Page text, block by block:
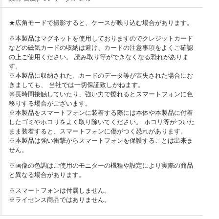
★広角モードで撮影すると、ケースが映り込む場合があります。
※本製品はマグネットを使用しておりますのでクレジットカード
などの磁気カードの収納は避け、カードの注意事項をよくご確認
の上ご使用ください。 読み取り等ができなくなる恐れがありま
す。
※本製品に収納された、カードのデータ等が喪失された場合にお
きましても、 当社では一切保証致しかねます。
※長時間接触していたり、強い力で擦れるとスマートフォンに色
移りする場合がございます。
※本製品をスマートフォンに装着する際には本体や本製品に付着
したゴミやホコリをよく取り除いてください。 ホコリ等がついた
まま装着すると、スマートフォンに傷がつく恐れがあります。
※本製品は強い衝撃からスマートフォンを保護することは出来ま
せん。
※画像の色調はご使用のモニターの機種や設定により実際の商品
と異なる場合があります。
※ スマートフォンは付属しません。
※ライセンス商品ではありません。